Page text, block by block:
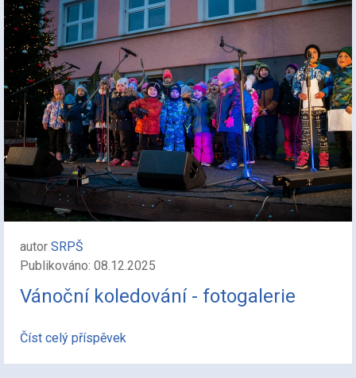
autor SRPŠ
Publikováno: 08.12.2025
Vánoční koledování - fotogalerie
Číst celý příspěvek